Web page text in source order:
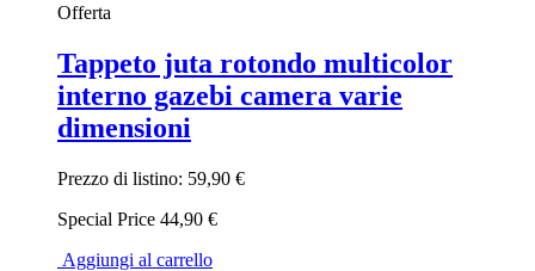
Offerta
Tappeto juta rotondo multicolor
interno gazebi camera varie
dimensioni
Prezzo di listino: 59,90 €
Special Price 44,90 €
Aggiungi al carrello